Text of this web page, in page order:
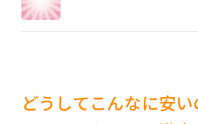
どうしてこんなに安